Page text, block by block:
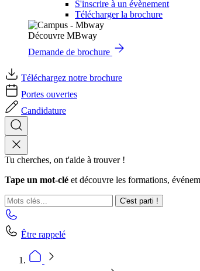
S'inscrire à un évènement
Télécharger la brochure
Découvre MBway
Demande de brochure
Téléchargez notre brochure
Portes ouvertes
Candidature
Tu cherches, on t'aide à trouver !
Tape un mot-clé et découvre les formations,
C'est parti !
Être rappelé